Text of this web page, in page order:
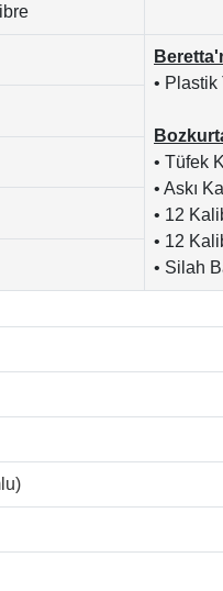
• Plastik
• Tüfek
• Askı
• 12
• 12
• Silah